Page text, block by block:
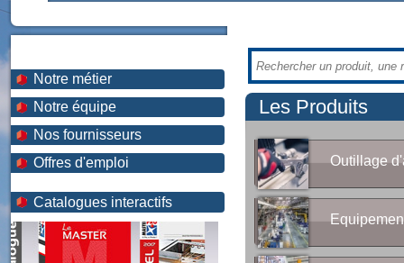
Notre métier
Notre équipe
Nos fournisseurs
Offres d'emploi
Catalogues interactifs
Les Produits
Outillage